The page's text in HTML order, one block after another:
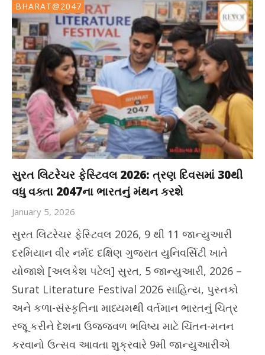
BHARAT@2047
સુરત લિટરેચર ફેસ્ટિવલ 2026: ત્રણ દિવસમાં 30થી
વધુ વક્તા 2047ના ભારતનું મંથન કરશે
January 5, 2026
સુરત લિટરેચર ફેસ્ટિવલ 2026, 9 થી 11 જાન્યુઆરી
દરમિયાન વીર નર્મદ દક્ષિણ ગુજરાત યુનિવર્સિટી ખાતે
યોજાશે [અલકેશ પટેલ] સુરત, 5 જાન્યુઆરી, 2026 –
Surat Literature Festival 2026 સાહિત્ય, પુસ્તકો
અને કળા-સંસ્કૃતિના માધ્યમથી વર્તમાન ભારતનું ચિત્ર
રજૂ કરીને દેશના ઉજ્જ્વળ ભવિષ્ય માટે ચિંતન-મનન
કરવાનો ઉત્સવ આવતા શુક્રવારે 9મી જાન્યુઆરીએ